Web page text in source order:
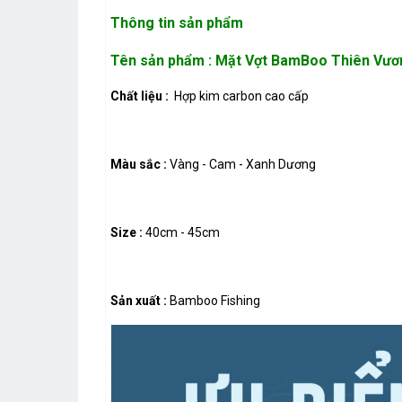
Thông tin sản phẩm
Tên sản phẩm : Mặt Vợt BamBoo Thiên
Chất liệu : Hợp kim carbon cao cấp
Màu sắc : Vàng - Cam - Xanh Dương
Size : 40cm - 45cm
Sản xuất : Bamboo Fishing